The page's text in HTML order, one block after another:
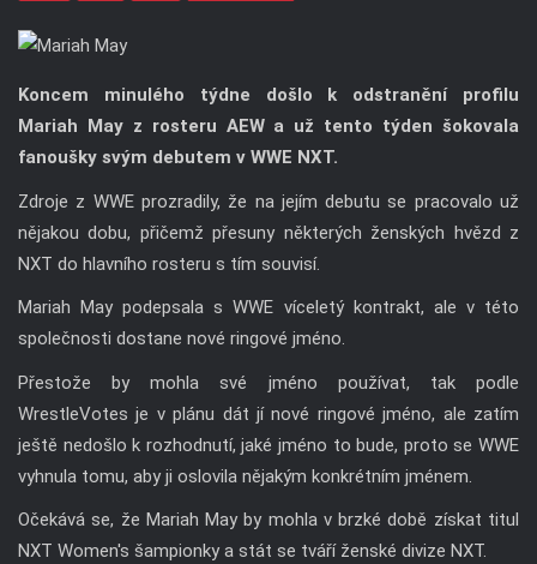
Koncem minulého týdne došlo k odstranění profilu
Mariah May z rosteru AEW a už tento týden šokovala
fanoušky svým debutem v WWE NXT.
Zdroje z WWE prozradily, že na jejím debutu se pracovalo už
nějakou dobu, přičemž přesuny některých ženských hvězd z
NXT do hlavního rosteru s tím souvisí.
Mariah May podepsala s WWE víceletý kontrakt, ale v této
společnosti dostane nové ringové jméno.
Přestože by mohla své jméno používat, tak podle
WrestleVotes je v plánu dát jí nové ringové jméno, ale zatím
ještě nedošlo k rozhodnutí, jaké jméno to bude, proto se WWE
vyhnula tomu, aby ji oslovila nějakým konkrétním jménem.
Očekává se, že Mariah May by mohla v brzké době získat titul
NXT Women's šampionky a stát se tváří ženské divize NXT.